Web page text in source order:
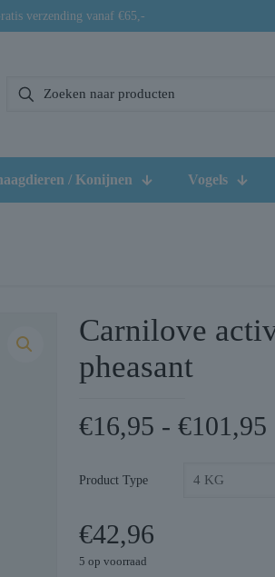
verzending vanaf €65,-
/ Konijnen Vogels
Carnilove
pheasant
€16,95 - €101,95
Product Type
€42,96
5 op voorraad